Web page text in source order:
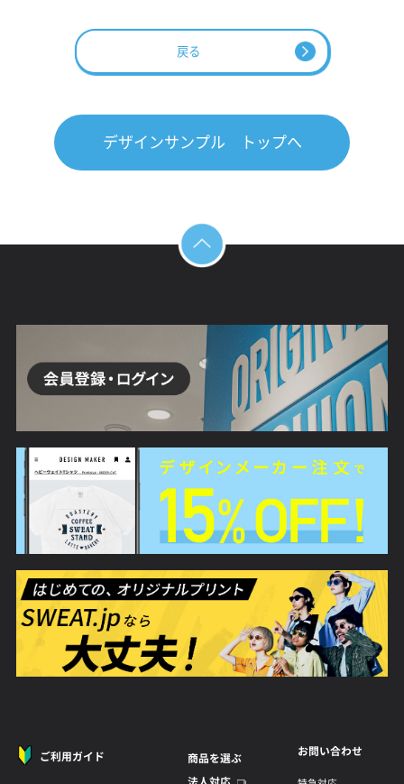
戻る
デザインサンプル トップへ
ご利用ガイド 商品を選ぶ
法人対応
お問い合わせ